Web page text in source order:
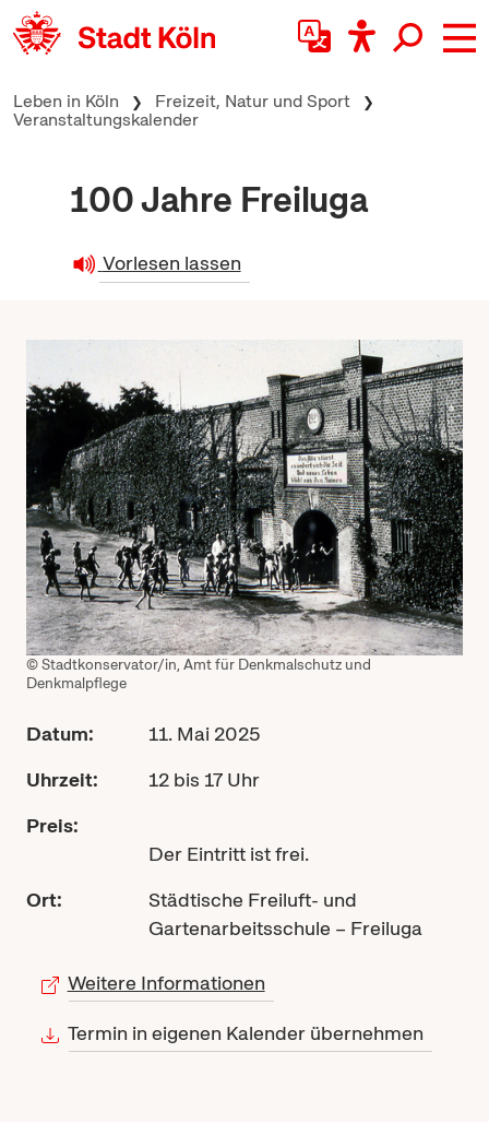
zum Inhalt springen
Leben in Köln
Freizeit, Natur und Sport
Veranstaltungskalender
100 Jahre Freiluga
Vorlesen lassen
© Stadtkonservator/in, Amt für Denkmalschutz und
Denkmalpflege
Datum:
11. Mai 2025
Uhrzeit:
12 bis 17 Uhr
Preis:
Der Eintritt ist frei.
Ort:
Städtische Freiluft- und
Gartenarbeitsschule – Freiluga
Weitere Informationen
Termin in eigenen Kalender übernehmen